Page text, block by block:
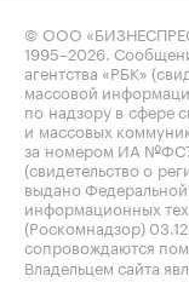
© ООО
1995–2026.
агентства «РБК»
массовой
по надзору в сфере
и массовых
за номером ИА
(свидетельство о
выдано
информационных
(Роскомнадзор)
сопровождаются
Владельцем сайта